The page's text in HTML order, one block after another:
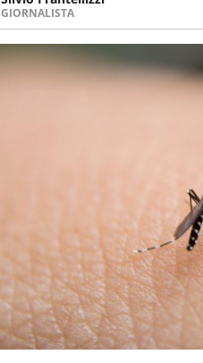
GIORNALISTA
Giornalista pubblicista. Da oltre
scrivendo di sport, attualità,